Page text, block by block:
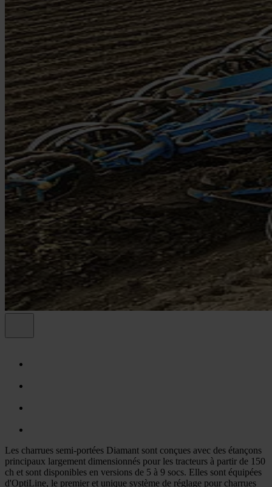
Les charrues semi-portées Diamant sont conçues avec des étançons
principaux largement dimensionnés pour les tracteurs à partir de 150
ch et sont disponibles en versions de 5 à 9 socs. Elles sont équipées
d'OptiLine, le premier et unique système de réglage pour charrues